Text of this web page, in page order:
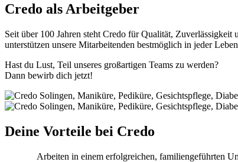
Credo als Arbeitgeber
Seit über 100 Jahren steht Credo für Qualität,
unterstützen unsere Mitarbeitenden bestmöglich in jeder
Hast du Lust, Teil unseres großartigen Teams zu werden?
Dann bewirb dich jetzt!
Deine Vorteile bei Credo
Arbeiten in einem erfolgreichen, familiengeführten